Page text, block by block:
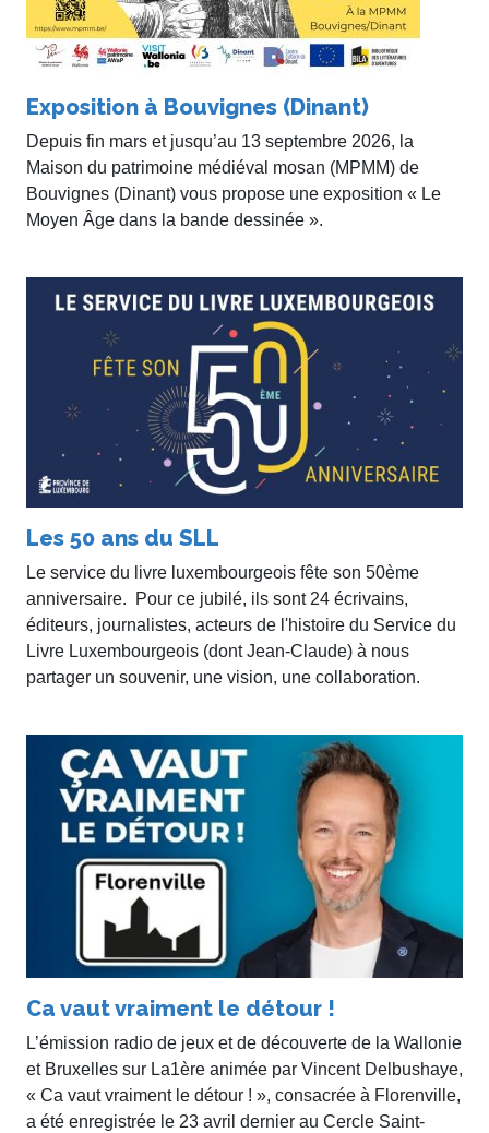
Exposition à Bouvignes (Dinant)
Depuis fin mars et jusqu’au 13 septembre 2026, la
Maison du patrimoine médiéval mosan (MPMM) de
Bouvignes (Dinant) vous propose une exposition « Le
Moyen Âge dans la bande dessinée ».
Les 50 ans du SLL
Le service du livre luxembourgeois fête son 50ème
anniversaire. Pour ce jubilé, ils sont 24 écrivains,
éditeurs, journalistes, acteurs de l'histoire du Service du
Livre Luxembourgeois (dont Jean-Claude) à nous
partager un souvenir, une vision, une collaboration.
Ca vaut vraiment le détour !
L’émission radio de jeux et de découverte de la Wallonie
et Bruxelles sur La1ère animée par Vincent Delbushaye,
« Ca vaut vraiment le détour ! », consacrée à Florenville,
a été enregistrée le 23 avril dernier au Cercle Saint-